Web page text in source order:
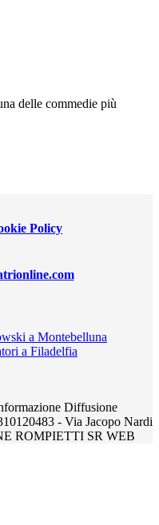
delle commedie più
Policy
a Montebelluna
a Filadelfia
Diffusione
- Via Jacopo Nardi
ROMPIETTI SR WEB